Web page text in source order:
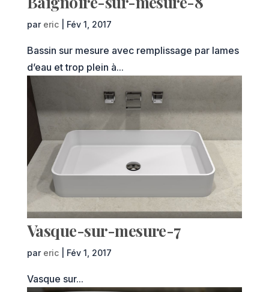
par eric| Fév 1, 2017
Bassin sur mesure avec remplissage par lames
d’eau et trop plein à...
Vasque-sur-mesure-7
par eric| Fév 1, 2017
Vasque sur...